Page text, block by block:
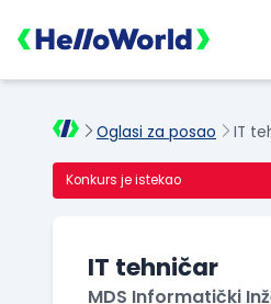
Oglasi za posao IT
Konkurs je istekao
IT tehničar
MDS Informatički